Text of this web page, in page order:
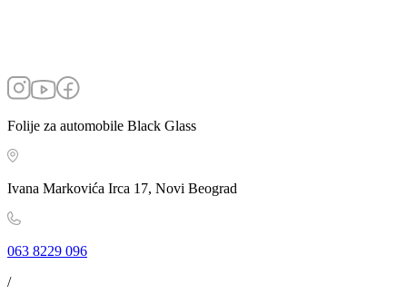
Folije za automobile Black Glass
Ivana Markovića Irca 17, Novi Beograd
063 8229 096
/